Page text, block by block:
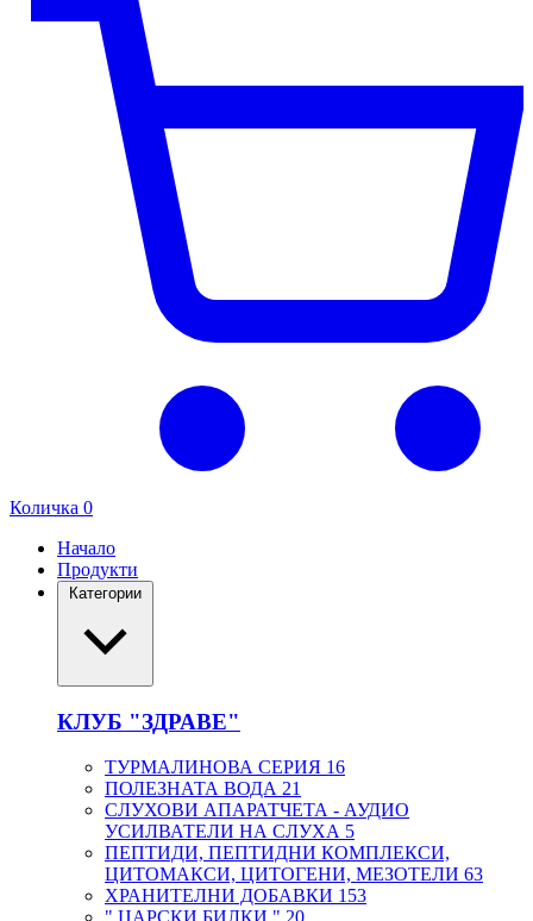
Количка 0
Начало
Продукти
Категории
КЛУБ "ЗДРАВЕ"
ТУРМАЛИНОВА СЕРИЯ 16
ПОЛЕЗНАТА ВОДА 21
СЛУХОВИ АПАРАТЧЕТА - АУДИО
УСИЛВАТЕЛИ НА СЛУХА 5
ПЕПТИДИ, ПЕПТИДНИ КОМПЛЕКСИ,
ЦИТОМАКСИ, ЦИТОГЕНИ, МЕЗОТЕЛИ 63
ХРАНИТЕЛНИ ДОБАВКИ 153